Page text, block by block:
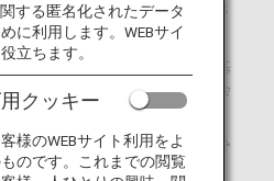
本ページはANA国際線を利用さ
記載しております。
ぎの場合には、ラウンジ入室基
。入室基準に関しては各運航会
利用券は、こちらのラウンジで
する匿名化されたデータ
に利用します。WEBサイ
立ちます。
クッキー
様のWEBサイト利用をよ
のです。これまでの閲覧